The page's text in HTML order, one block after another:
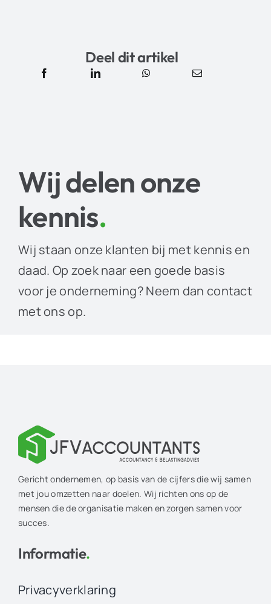
Deel dit artikel
Wij delen onze
kennis.
Wij staan onze klanten bij met kennis en
daad. Op zoek naar een goede basis
voor je onderneming? Neem dan contact
met ons op.
Gericht ondernemen, op basis van de cijfers die wij samen
met jou omzetten naar doelen. Wij richten ons op de
mensen die de organisatie maken en zorgen samen voor
succes.
Informatie.
Privacyverklaring